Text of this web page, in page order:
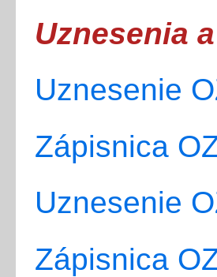
Uznesenia
Uznesenie
Zápisnica
Uznesenie
Zápisnica